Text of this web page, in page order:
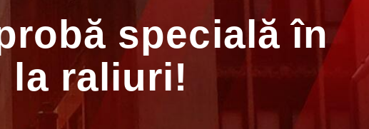
specială în
la raliuri!